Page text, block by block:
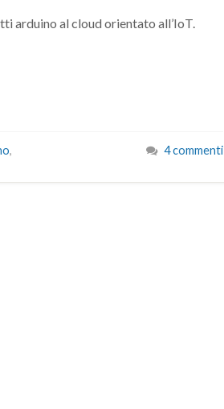
arduino al cloud orientato all’IoT.
,
4 commenti